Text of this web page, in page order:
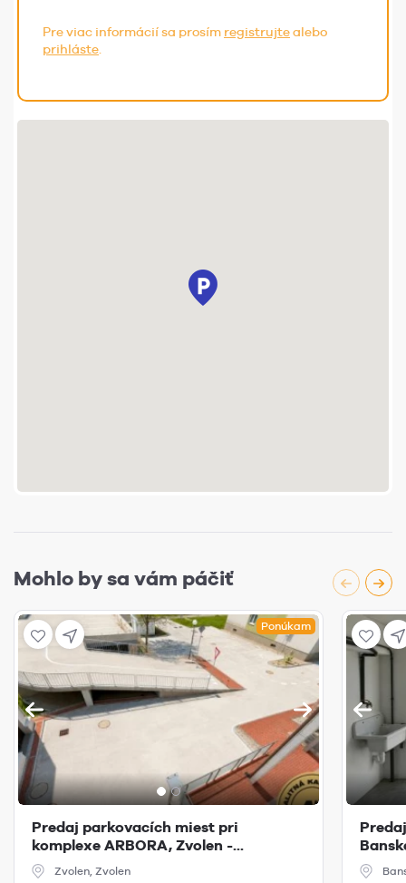
Pre viac informácií sa prosím registrujtealebo
prihláste
Mohlo by sa vám páčiť
Ponúkam
Predaj parkovacích miest pri
komplexe ARBORA, Zvolen -...
Zvolen, Zvolen